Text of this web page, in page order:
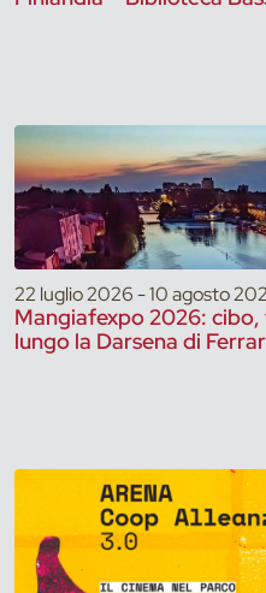
22 luglio 2026 - 10 agosto
Mangiafexpo 2026:
lungo la Darsena di